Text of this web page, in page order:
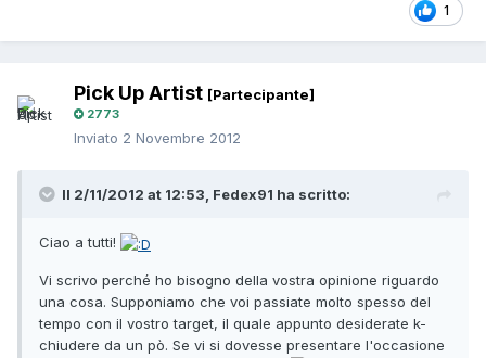
1
Pick Up Artist [Partecipante]
2773
Inviato 2 Novembre 2012
Il 2/11/2012 at 12:53, Fedex91 ha scritto:
Ciao a tutti!
Vi scrivo perché ho bisogno della vostra opinione riguardo
una cosa. Supponiamo che voi passiate molto spesso del
tempo con il vostro target, il quale appunto desiderate k-
chiudere da un pò. Se vi si dovesse presentare l'occasione